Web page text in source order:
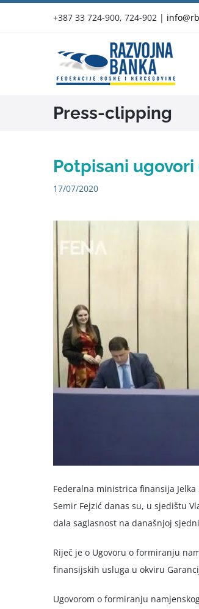
+387 33 724-900, 724-902 |
Press-clipping
Potpisani
17/07/2020
Federalna ministrica finansija
Semir Fejzić danas su, u sjedištu
dala saglasnost na današnjoj
Riječ je o Ugovoru o formiranju
finansijskih usluga u okviru
Ugovorom o formiranju